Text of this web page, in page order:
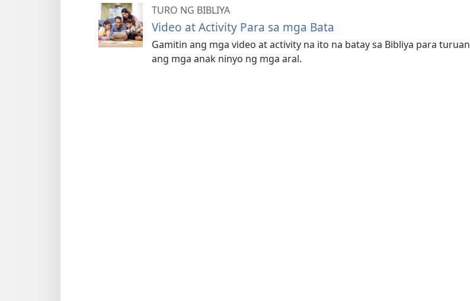
TURO NG BIBLIYA
Video at Activity Para sa mga Bata
Gamitin ang mga video at activity na ito na batay sa Bibliya para turuan
ang mga anak ninyo ng mga aral.